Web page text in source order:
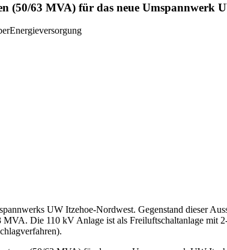
63 MVA) für das neue Umspannwerk
Energieversorgung
UW Itzehoe-Nordwest. Gegenstand dieser
Die 110 kV Anlage ist als Freiluftschaltanlage mit